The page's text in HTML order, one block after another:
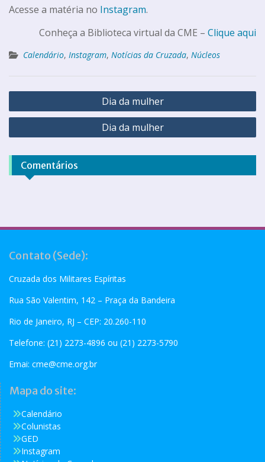
Acesse a matéria no Instagram.
Conheça a Biblioteca virtual da CME – Clique aqui
Calendário, Instagram, Notícias da Cruzada, Núcleos
Dia da mulher
Dia da mulher
Comentários
Contato (Sede):
Cruzada dos Militares Espíritas
Rua São Valentim, 142 – Praça da Bandeira
Rio de Janeiro, RJ – CEP: 20.260-110
Telefone: (21) 2273-4896 ou (21) 2273-5790
Emai: cme@cme.org.br
Mapa do site:
Calendário
Colunistas
GED
Instagram